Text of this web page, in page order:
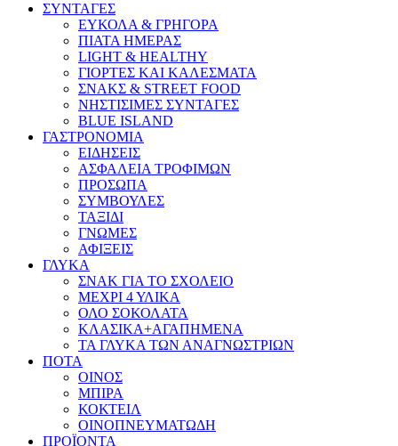
ΣΥΝΤΑΓΕΣ
ΕΥΚΟΛΑ & ΓΡΗΓΟΡΑ
ΠΙΑΤΑ ΗΜΕΡΑΣ
LIGHT & HEALTHY
ΓΙΟΡΤΕΣ ΚΑΙ ΚΑΛΕΣΜΑΤΑ
ΣΝΑΚΣ & STREET FOOD
ΝΗΣΤΙΣΙΜΕΣ ΣΥΝΤΑΓΕΣ
BLUE ISLAND
ΓΑΣΤΡΟΝΟΜΙΑ
ΕΙΔΗΣΕΙΣ
ΑΣΦΑΛΕΙΑ ΤΡΟΦΙΜΩΝ
ΠΡΟΣΩΠΑ
ΣΥΜΒΟΥΛΕΣ
ΤΑΞΙΔΙ
ΓΝΩΜΕΣ
ΑΦΙΞΕΙΣ
ΓΛΥΚΑ
ΣΝΑΚ ΓΙΑ ΤΟ ΣΧΟΛΕΙΟ
ΜΕΧΡΙ 4 ΥΛΙΚΑ
ΟΛΟ ΣΟΚΟΛΑΤΑ
ΚΛΑΣΙΚΑ+ΑΓΑΠΗΜΕΝΑ
ΤΑ ΓΛΥΚΑ ΤΩΝ ΑΝΑΓΝΩΣΤΡΙΩΝ
ΠΟΤΑ
ΟΙΝΟΣ
ΜΠΙΡΑ
ΚΟΚΤΕΙΛ
ΟΙΝΟΠΝΕΥΜΑΤΩΔΗ
ΠΡΟΪΟΝΤΑ